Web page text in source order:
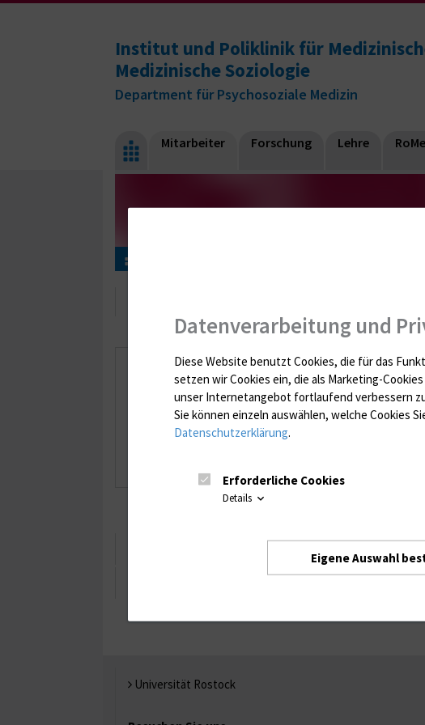
Institut und Poliklinik für
Medizinische Soziologie
Department für Psychosoziale Medizin
Mitarbeiter Forschung Lehre
Juliane Schmidt
Universität Rostock
Datenverarbeitung und
Diese Website benutzt Cookies, die für das
setzen wir Cookies ein, die als Marketing-
unser Internetangebot fortlaufend verbessern
Sie können einzeln auswählen, welche Cookies
Datenschutzerklärung.
Erforderliche Cookies
Details
Eigene Auswahl